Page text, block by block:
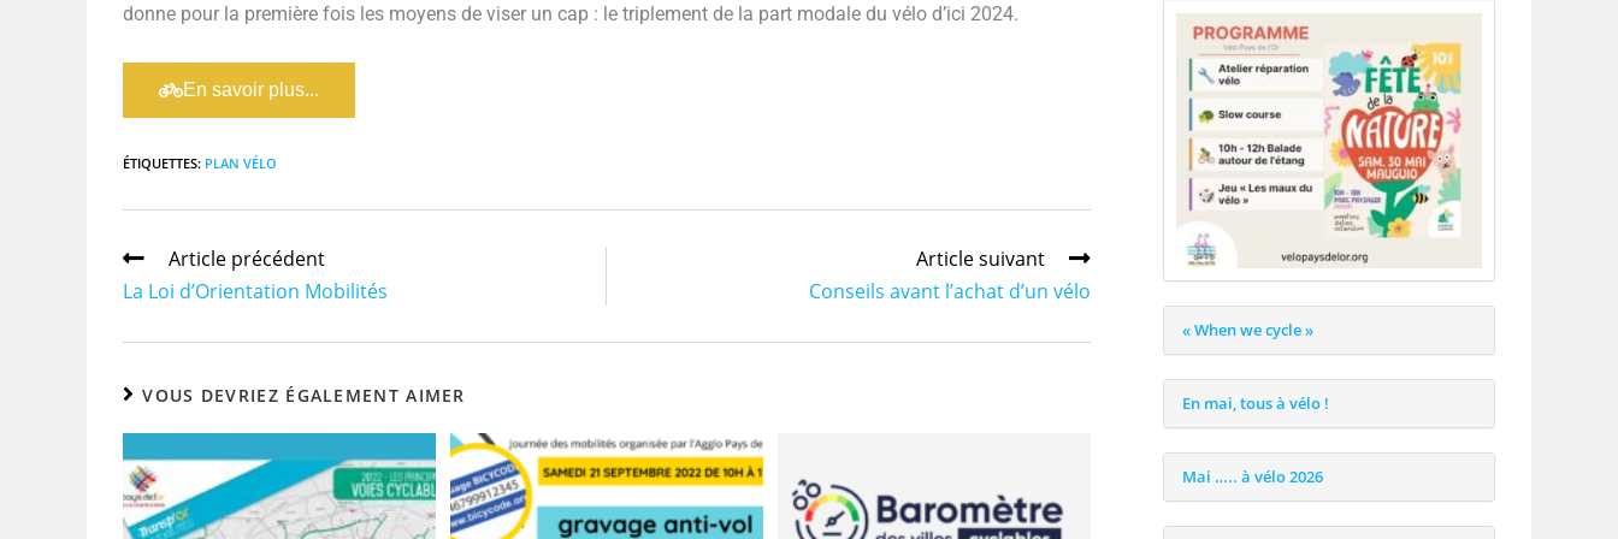
donne pour la première fois les moyens de viser un cap : le triplement de la part modale du vélo d’ici 2024.
En savoir plus...
ÉTIQUETTES: PLAN VÉLO
Article précédent
La Loi d’Orientation Mobilités
Article suivant
Conseils avant l’achat d’un vélo
VOUS DEVRIEZ ÉGALEMENT AIMER
« When we cycle »
En mai, tous à vélo !
Mai ….. à vélo 2026